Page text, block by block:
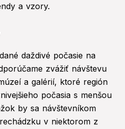
a vzory.
daždivé počasie na
zvážiť návštevu
a galérií, ktoré región
počasia s menšou
by sa návštevníkom
v niektorom z